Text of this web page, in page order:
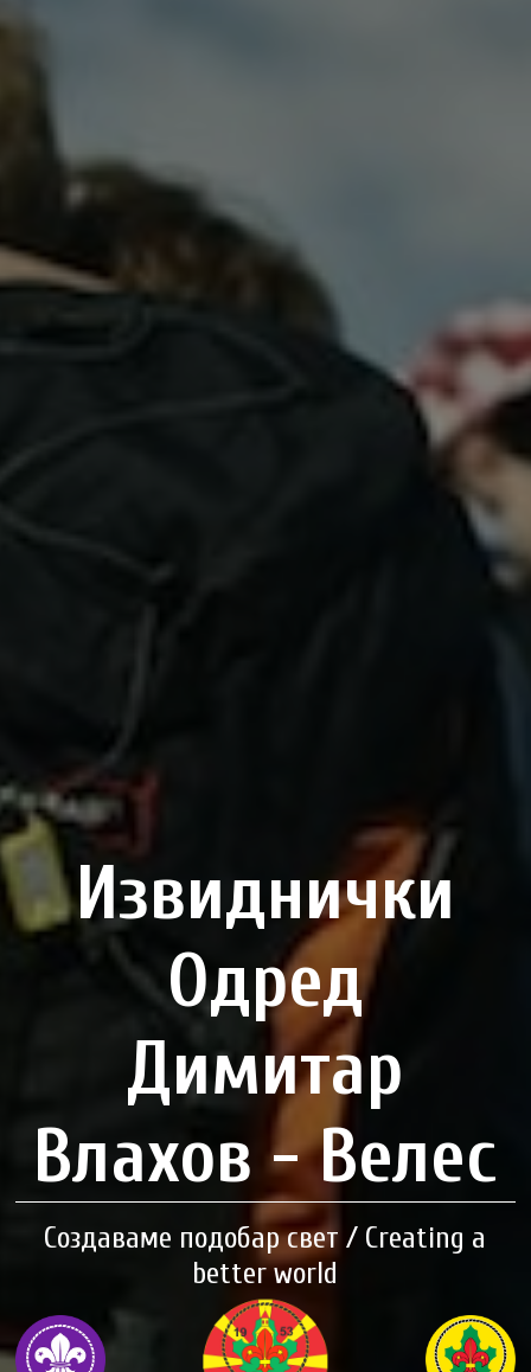
Извиднички
Одред
Димитар
Влахов - Велес
Создаваме подобар свет / Creating a
better world